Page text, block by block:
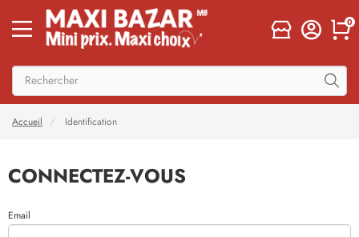
0
Accueil Identification
CONNECTEZ-VOUS
Email